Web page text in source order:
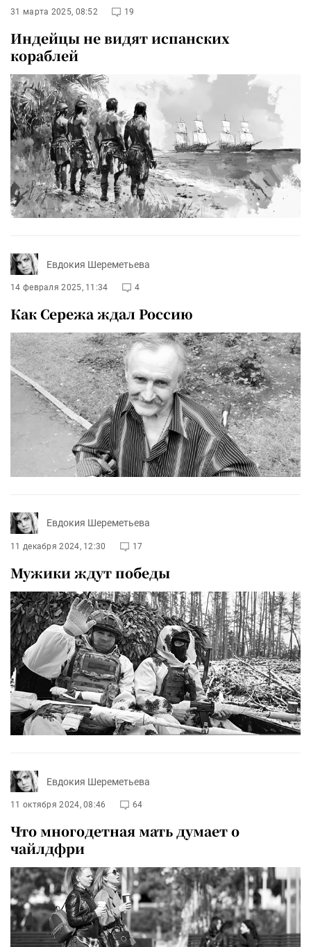
31 марта 2025, 08:52 19
Индейцы не видят испанских
кораблей
Евдокия Шереметьева
14 февраля 2025, 11:34 4
Как Сережа ждал Россию
Евдокия Шереметьева
11 декабря 2024, 12:30 17
Мужики ждут победы
Евдокия Шереметьева
11 октября 2024, 08:46 64
Что многодетная мать думает о
чайлдфри